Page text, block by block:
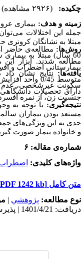
چکیده: (۲۹۲۶ مشاهده)
زمینه و هدف: بیماری
جمله‌ این اختلالات
مبتلا به نشانگان کرونری
روش‌ها:
مطالعه شدند. ابزار
بیمارستانی اضطراب و
یافته‌ها: نتایج نشان
متوسط واحد
سکونت غیرشخصی، عدم
دارای تحصیلات
جنسیت زن، از نمره
نتیجه‌گیری: با توجه به
مستعد بودن بیماران
جدی به این ویژگی‌های
و خانواده بیمار صورت
شماره‌ی مقاله: ۶
واژه‌های کلیدی:
متن کامل [PDF 1242 kb]
نوع مطالعه: پژوهشي |
دریافت: 1401/4/21 | پذیرش: 1401/6/21 | انتشار: 1401/6/21